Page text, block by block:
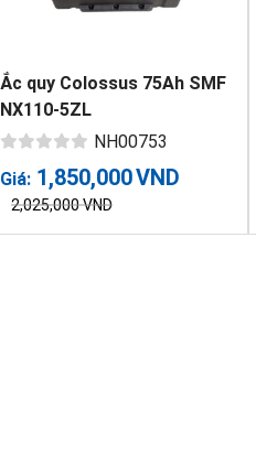
Ắc quy Colossus 75Ah SMF
NX110-5ZL
NH00753
Giá: 1,850,000VND
2,025,000VND